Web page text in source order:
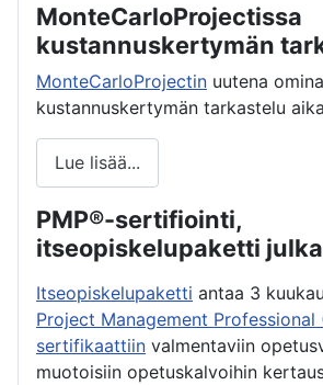
MonteCarloProjectissa
kustannuskertymän
MonteCarloProjectin uutena
kustannuskertymän tarkastelu
Lue lisää...
PMP®-sertifiointi,
itseopiskelupaketti
Itseopiskelupaketti antaa 3
Project Management Professional
sertifikaattiin valmentaviin
muotoisiin opetuskalvoihin